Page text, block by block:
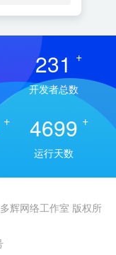
231 +
开发者总数
+ 4699 +
运行天数
辉网络工作室 版权所